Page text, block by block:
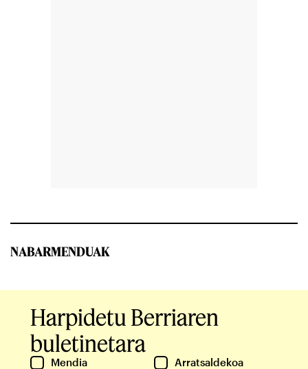
NABARMENDUAK
Harpidetu Berriaren
buletinetara
Mendia
Arratsaldekoa